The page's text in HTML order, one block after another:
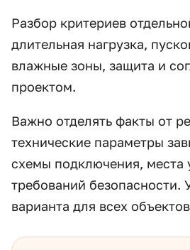
Разбор критериев
длительная нагрузка,
влажные зоны, защита и
проектом.
Важно отделять факты от
технические параметры
схемы подключения, места
требований безопасности.
варианта для всех